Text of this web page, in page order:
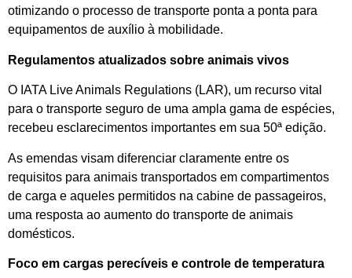
otimizando o processo de transporte ponta a ponta para
equipamentos de auxílio à mobilidade.
Regulamentos atualizados sobre animais vivos
O IATA Live Animals Regulations (LAR), um recurso vital
para o transporte seguro de uma ampla gama de espécies,
recebeu esclarecimentos importantes em sua 50ª edição.
As emendas visam diferenciar claramente entre os
requisitos para animais transportados em compartimentos
de carga e aqueles permitidos na cabine de passageiros,
uma resposta ao aumento do transporte de animais
domésticos.
Foco em cargas perecíveis e controle de temperatura